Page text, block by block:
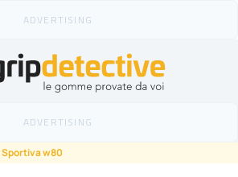
GripDetective
Sportiva w80